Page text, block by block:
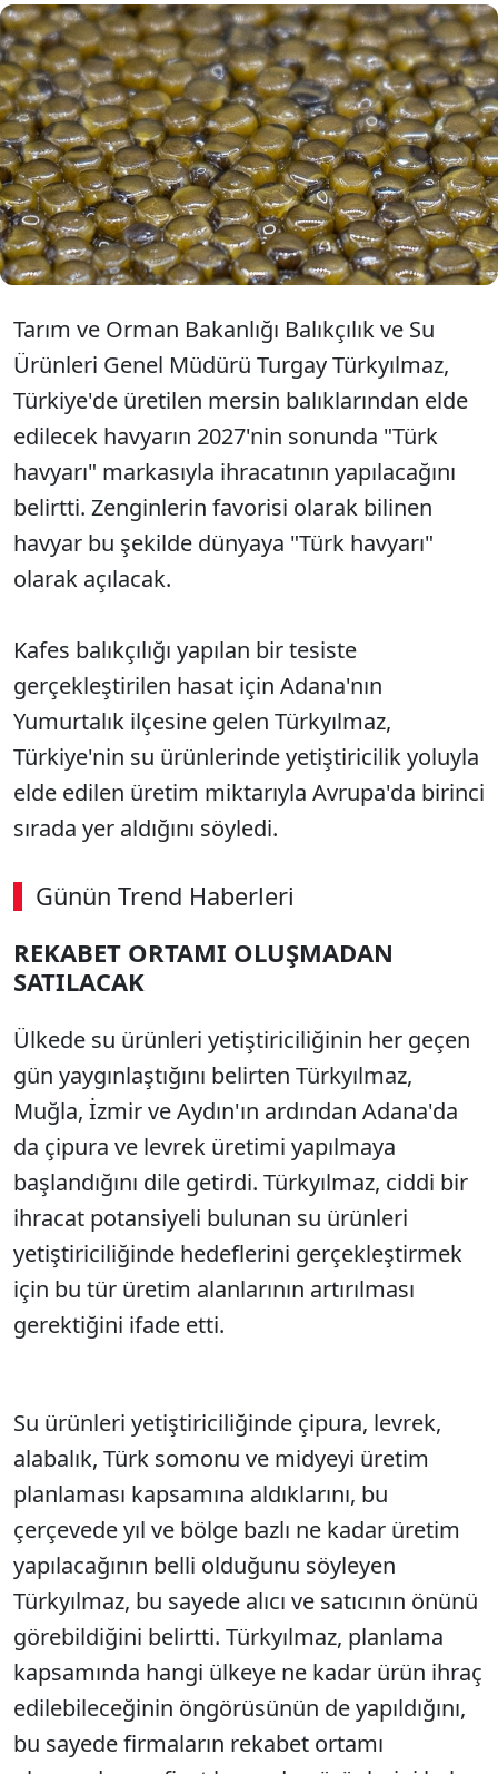
Televizyon ve dizilerde bile zenginlerin
sofralarından eksik olmayan bir gıda için Türkiye
ihracat düğmesine basıyor. Lüks tabaklarda
gerek süs gerekse lezzet amaçlı sıklıkla
kullanılan o gıda artık dünyaya Türkiye'den ihraç
edilecek. Yıllık 150 milyon dolar ihracat geliri
bekleniyor.
Tarım ve Orman Bakanlığı Balıkçılık ve Su
Ürünleri Genel Müdürü Turgay Türkyılmaz,
Türkiye'de üretilen mersin balıklarından elde
edilecek havyarın 2027'nin sonunda "Türk
havyarı" markasıyla ihracatının yapılacağını
belirtti. Zenginlerin favorisi olarak bilinen
havyar bu şekilde dünyaya "Türk havyarı"
olarak açılacak.
Kafes balıkçılığı yapılan bir tesiste
gerçekleştirilen hasat için Adana'nın
Yumurtalık ilçesine gelen Türkyılmaz,
Türkiye'nin su ürünlerinde yetiştiricilik yoluyla
elde edilen üretim miktarıyla Avrupa'da birinci
sırada yer aldığını söyledi.
Günün Trend Haberleri
REKABET ORTAMI OLUŞMADAN
SATILACAK
Ülkede su ürünleri yetiştiriciliğinin her geçen
gün yaygınlaştığını belirten Türkyılmaz,
Muğla, İzmir ve Aydın'ın ardından Adana'da
da çipura ve levrek üretimi yapılmaya
başlandığını dile getirdi. Türkyılmaz, ciddi bir
ihracat potansiyeli bulunan su ürünleri
yetiştiriciliğinde hedeflerini gerçekleştirmek
için bu tür üretim alanlarının artırılması
gerektiğini ifade etti.
Su ürünleri yetiştiriciliğinde çipura, levrek,
alabalık, Türk somonu ve midyeyi üretim
planlaması kapsamına aldıklarını, bu
çerçevede yıl ve bölge bazlı ne kadar üretim
yapılacağının belli olduğunu söyleyen
Türkyılmaz, bu sayede alıcı ve satıcının önünü
görebildiğini belirtti. Türkyılmaz, planlama
kapsamında hangi ülkeye ne kadar ürün ihraç
edilebileceğinin öngörüsünün de yapıldığını,
bu sayede firmaların rekabet ortamı